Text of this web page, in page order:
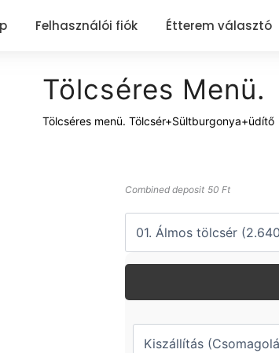
Felhasználói fiók Étterem választó
Tölcséres Menü.
Tölcséres menü. Tölcsér+Sültburgonya+üdítő
Combined deposit 50Ft